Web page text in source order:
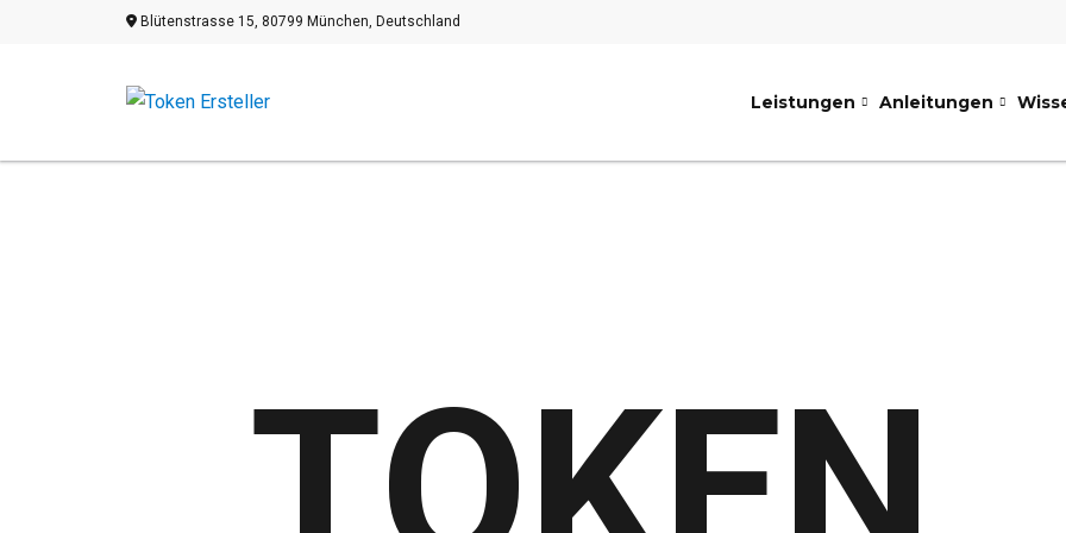
Blütenstrasse 15, 80799 München, Deutschland
Leistungen Anleitungen